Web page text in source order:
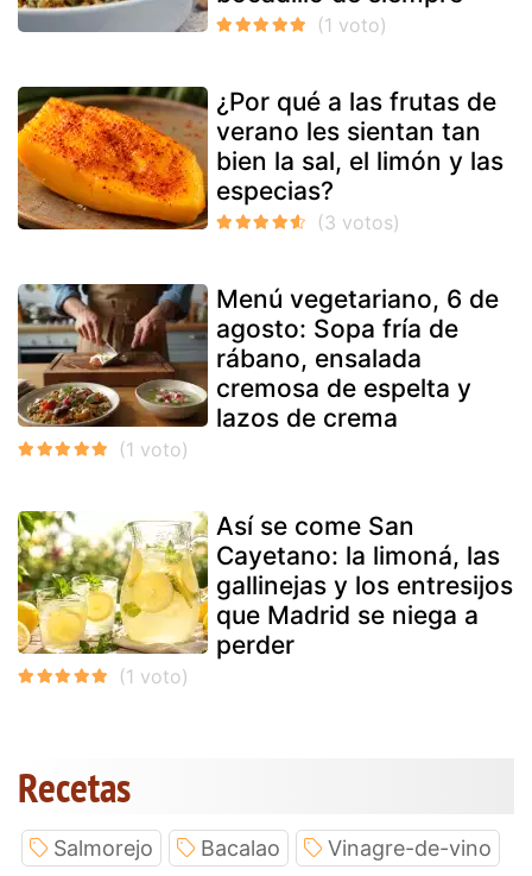
¿Por qué a las frutas de
verano les sientan tan
bien la sal, el limón y las
especias?
Menú vegetariano, 6 de
agosto: Sopa fría de
rábano, ensalada
cremosa de espelta y
lazos de crema
Así se come San
Cayetano: la limoná, las
gallinejas y los entresijos
que Madrid se niega a
perder
Recetas
Salmorejo Bacalao Vinagre-de-vino